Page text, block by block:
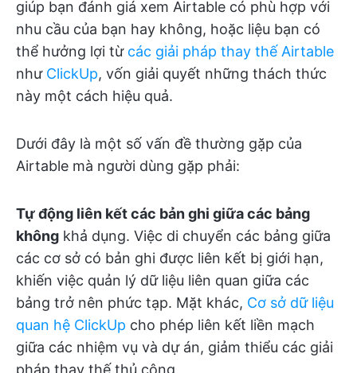
giúp bạn đánh giá xem Airtable có phù hợp với
nhu cầu của bạn hay không, hoặc liệu bạn có
thể hưởng lợi từ các giải pháp thay thế Airtable
như ClickUp, vốn giải quyết những thách thức
này một cách hiệu quả.
Dưới đây là một số vấn đề thường gặp của
Airtable mà người dùng gặp phải:
Tự động liên kết các bản ghi giữa các bảng
không khả dụng. Việc di chuyển các bảng giữa
các cơ sở có bản ghi được liên kết bị giới hạn,
khiến việc quản lý dữ liệu liên quan giữa các
bảng trở nên phức tạp. Mặt khác, Cơ sở dữ liệu
quan hệ ClickUp cho phép liên kết liền mạch
giữa các nhiệm vụ và dự án, giảm thiểu các giải